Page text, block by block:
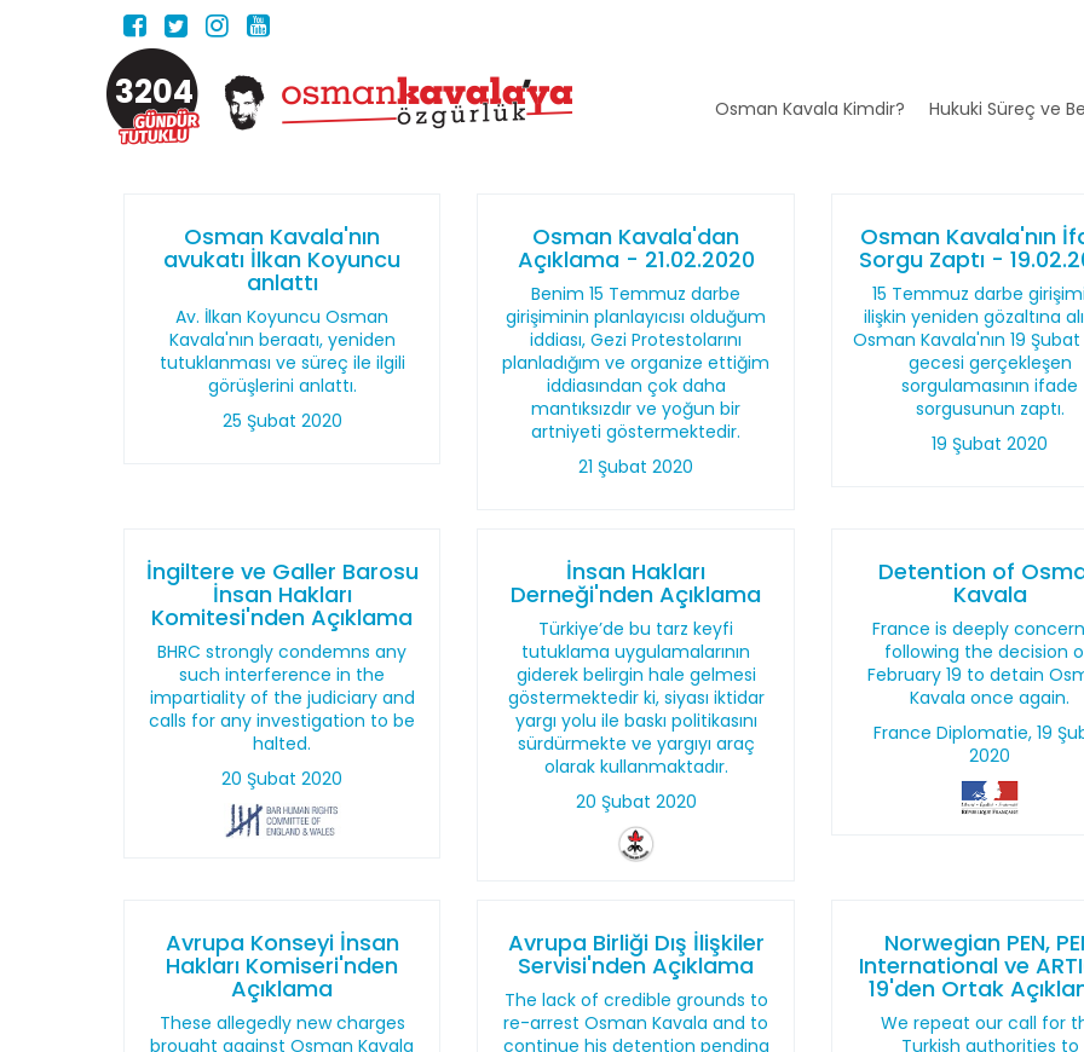
3204 Osman Kavala Kimdir? Hukuki Süreç ve
Osman Kavala'nın
avukatı İlkan Koyuncu
anlattı
Av. İlkan Koyuncu Osman
Kavala'nın beraatı, yeniden
tutuklanması ve süreç ile ilgili
görüşlerini anlattı.
25 Şubat 2020
Osman Kavala'dan
Açıklama - 21.02.2020
Benim 15 Temmuz darbe
girişiminin planlayıcısı olduğum
iddiası, Gezi Protestolarını
planladığım ve organize ettiğim
iddiasından çok daha
mantıksızdır ve yoğun bir
artniyeti göstermektedir.
21 Şubat 2020
Osman Kavala'nın
Sorgu Zaptı -
15 Temmuz darbe
ilişkin yeniden gözaltına
Osman Kavala'nın 19
gecesi gerçekleşen
sorgulamasının ifade
sorgusunun zaptı.
19 Şubat 2020
İngiltere ve Galler Barosu
İnsan Hakları
Komitesi'nden Açıklama
BHRC strongly condemns any
such interference in the
impartiality of the judiciary and
calls for any investigation to be
halted.
20 Şubat 2020
İnsan Hakları
Derneği'nden Açıklama
Türkiye’de bu tarz keyfi
tutuklama uygulamalarının
giderek belirgin hale gelmesi
göstermektedir ki, siyası iktidar
yargı yolu ile baskı politikasını
sürdürmekte ve yargıyı araç
olarak kullanmaktadır.
20 Şubat 2020
Detention of
Kavala
France is deeply
following the decision
February 19 to detain
Kavala once again.
France Diplomatie, 19
2020
Avrupa Konseyi İnsan
Hakları Komiseri'nden
Açıklama
These allegedly new charges
brought against Osman Kavala
Avrupa Birliği Dış İlişkiler
Servisi'nden Açıklama
The lack of credible grounds to
re-arrest Osman Kavala and to
continue his detention pending
Norwegian PEN,
International ve
19'den Ortak
We repeat our call for
Turkish authorities to